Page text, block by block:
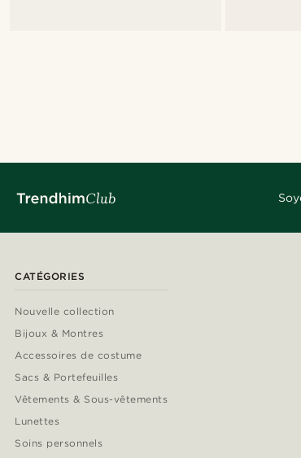
CATÉGORIES
Nouvelle collection
Bijoux & Montres
Accessoires de costume
Sacs & Portefeuilles
Vêtements & Sous-vêtements
Lunettes
Soins personnels